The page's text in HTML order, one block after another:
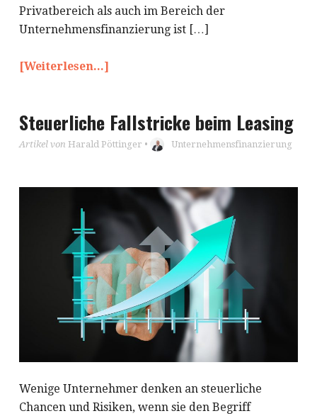
Privatbereich als auch im Bereich der
Unternehmensfinanzierung ist […]
[Weiterlesen...]
Steuerliche Fallstricke beim Leasing
Artikel von Harald Pöttinger • Unternehmensfinanzierung
Wenige Unternehmer denken an steuerliche
Chancen und Risiken, wenn sie den Begriff